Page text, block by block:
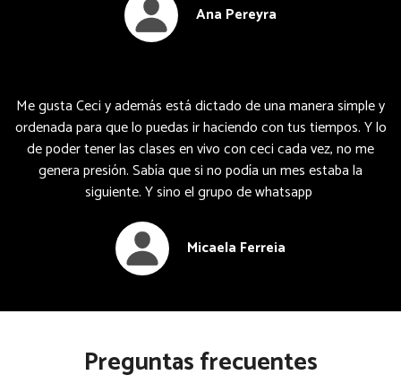
Ana Pereyra
Me gusta Ceci y además está dictado de una manera simple y
ordenada para que lo puedas ir haciendo con tus tiempos. Y lo
de poder tener las clases en vivo con ceci cada vez, no me
genera presión. Sabía que si no podía un mes estaba la
siguiente. Y sino el grupo de whatsapp
Micaela Ferreia
Preguntas frecuentes